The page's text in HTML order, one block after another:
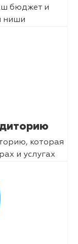
бюджет и
ниши
которая
и услугах